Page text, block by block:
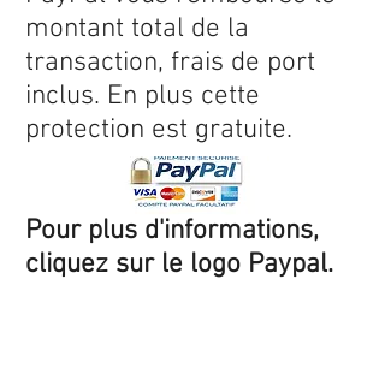
montant total de la
transaction, frais de port
inclus. En plus cette
protection est gratuite.
Pour plus d'informations,
cliquez sur le logo Paypal.